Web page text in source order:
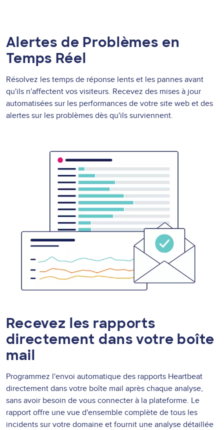
Alertes de Problèmes en
Temps Réel
Résolvez les temps de réponse lents et les pannes avant
qu'ils n'affectent vos visiteurs. Recevez des mises à jour
automatisées sur les performances de votre site web et des
alertes sur les problèmes dès qu'ils surviennent.
Recevez les rapports
directement dans votre boîte
mail
Programmez l'envoi automatique des rapports Heartbeat
directement dans votre boîte mail après chaque analyse,
sans avoir besoin de vous connecter à la plateforme. Le
rapport offre une vue d'ensemble complète de tous les
incidents sur votre domaine et fournit une analyse détaillée